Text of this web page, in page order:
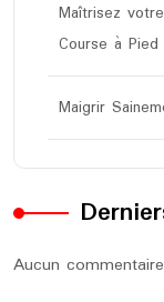
Maîtrisez
Course à Pied
Maigrir
Aucun